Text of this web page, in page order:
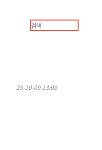
25-10-09 13:09